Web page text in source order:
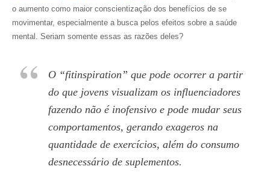
o aumento como maior conscientização dos benefícios de se
movimentar, especialmente a busca pelos efeitos sobre a saúde
mental. Seriam somente essas as razões deles?
O “fitinspiration” que pode ocorrer a partir
do que jovens visualizam os influenciadores
fazendo não é inofensivo e pode mudar seus
comportamentos, gerando exageros na
quantidade de exercícios, além do consumo
desnecessário de suplementos.